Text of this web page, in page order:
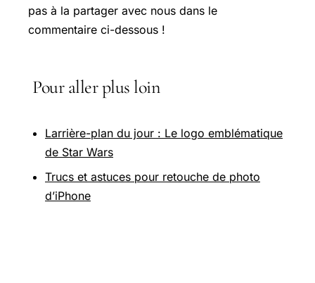
pas à la partager avec nous dans le
commentaire ci-dessous !
Pour aller plus loin
Larrière-plan du jour : Le logo emblématique
de Star Wars
Trucs et astuces pour retouche de photo
d’iPhone